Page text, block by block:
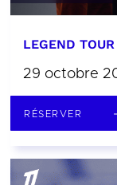
LEGEND
29 octobre
RÉSERVER